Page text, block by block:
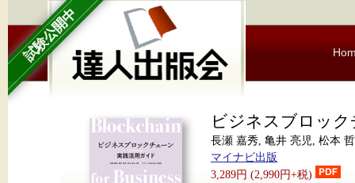
試験公開中
ビジネスブロッ
長瀬 嘉秀, 亀井 亮児, 松本
マイナビ出版
3,289円 (2,990円+税)